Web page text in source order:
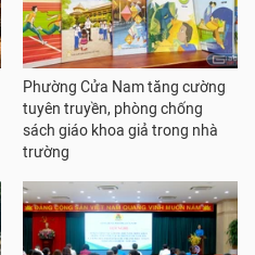
Phường Cửa Nam tăng cường
tuyên truyền, phòng chống
sách giáo khoa giả trong nhà
trường